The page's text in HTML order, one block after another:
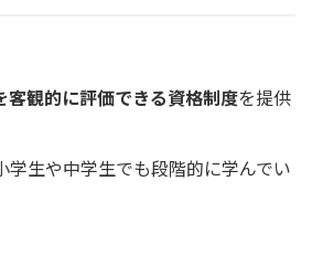
客観的に評価できる資格制度を提供
生や中学生でも段階的に学んでい